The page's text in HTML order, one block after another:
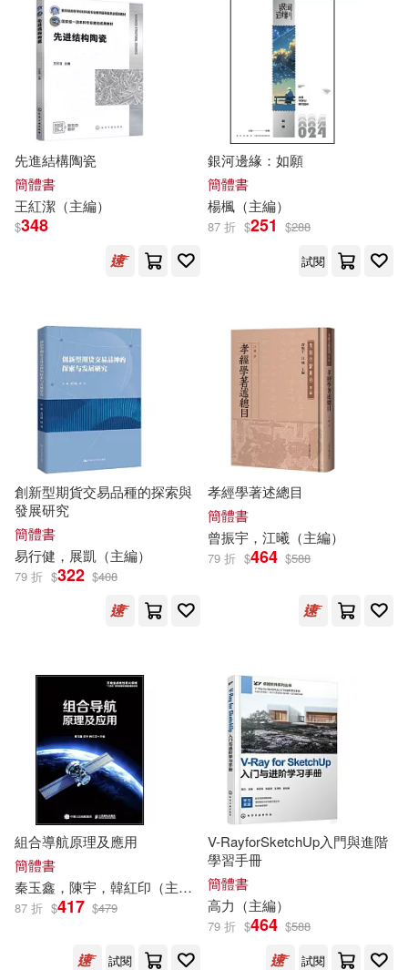
プレステージ出版（写真集）(63)
中國法治出版社(63)
夏睿主編(63) 戸ヶ里憐(63)
朱斌（主編）(63)
李偉（主編）(63)
陸有珠（主編）(62)
張恨水(61)
朱五書（主編）(61)
禹南（主編）(61)
中國標准出版社(60)
王偉（主編）(60)
聖才考研網主編(60)
杜萬華（主編）(59)
薛大龍（主編）(59)
木士(58)
浙江工商大學出版社(707)
煤炭工業出版社(700)
教育科學出版社(688)
四川科學技術出版社(685)
華夏出版社(669)
北京圖書館出版社(658)
文物出版社(655)
湖北美術出版社(639)
人民文學出版社(638)
九州出版社(628)
電子科技大學出版社(626)
天津人民出版社(625)
航空工業出版社(624)
南開大學出版社(622)
慕客館(620)
先進結構陶瓷
簡體書
王紅潔（主編）
$348
銀河邊緣：如願
簡體書
楊楓（主編）
87 折 $251 $288
試閱
創新型期貨交易品種的探索與
發展研究
簡體書
易行健，展凱（主編）
79 折 $322 $408
孝經學著述總目
簡體書
曾振宇，江曦（主編）
79 折 $464 $588
組合導航原理及應用
簡體書
秦玉鑫，陳宇，韓紅印（主編
87 折 $417 $479
試閱
V-RayforSketchUp入門與進階
學習手冊
簡體書
高力（主編）
79 折 $464 $588
試閱